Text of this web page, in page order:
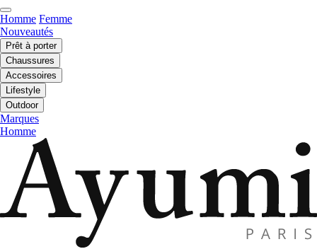
Homme Femme
Nouveautés
Prêt à porter
Chaussures
Accessoires
Lifestyle
Outdoor
Marques
Homme